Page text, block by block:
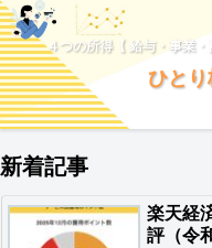
４つの所得【 給与・事業
ひと
新着記事
楽天経
評（令